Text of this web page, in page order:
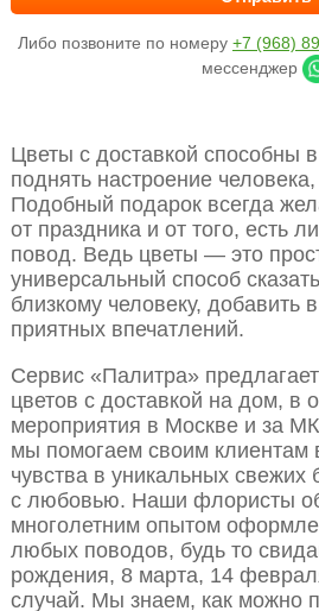
Либо позвоните по номеру +7 (968)
мессенджер
Цветы с доставкой способны
поднять настроение
Подобный подарок всегда
от праздника и от того, есть
повод. Ведь цветы — это
универсальный способ
близкому человеку, добавить
приятных впечатлений.
Сервис «Палитра»
цветов с доставкой на дом, в
мероприятия в Москве и за
мы помогаем своим клиентам
чувства в уникальных свежих
с любовью. Наши флористы
многолетним опытом
любых поводов, будь то
рождения, 8 марта, 14
случай. Мы знаем, как можно